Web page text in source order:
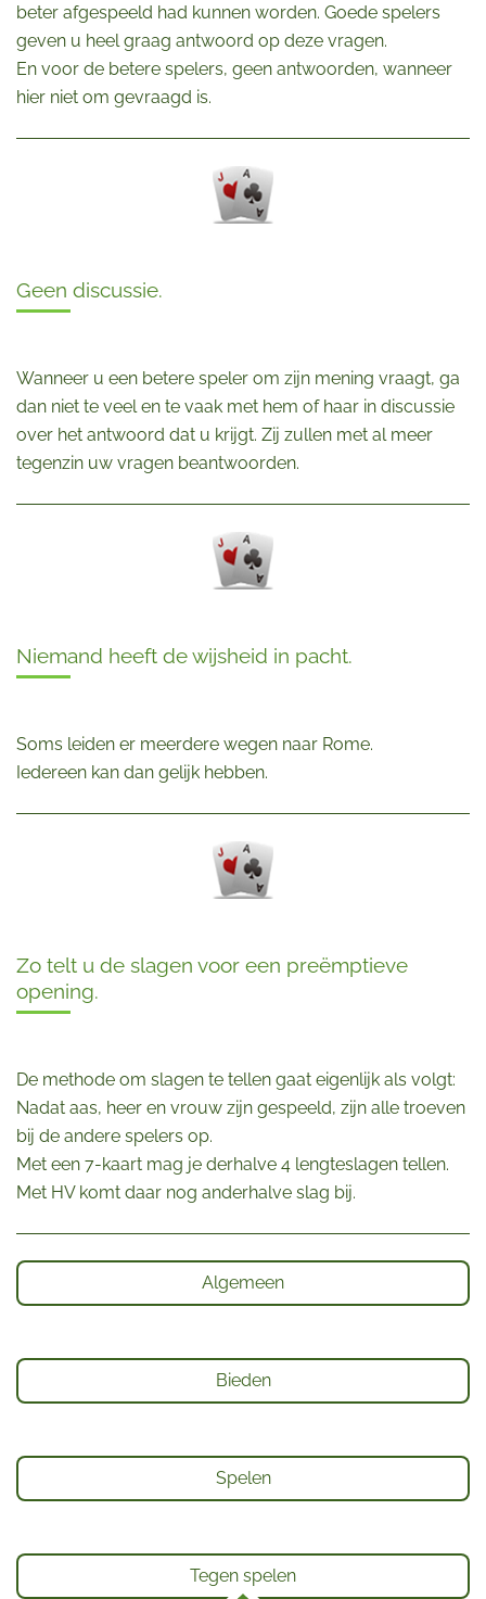
beter afgespeeld had kunnen worden. Goede spelers
geven u heel graag antwoord op deze vragen.
En voor de betere spelers, geen antwoorden, wanneer
hier niet om gevraagd is.
Geen discussie.
Wanneer u een betere speler om zijn mening vraagt, ga
dan niet te veel en te vaak met hem of haar in discussie
over het antwoord dat u krijgt. Zij zullen met al meer
tegenzin uw vragen beantwoorden.
Niemand heeft de wijsheid in pacht.
Soms leiden er meerdere wegen naar Rome.
Iedereen kan dan gelijk hebben.
Zo telt u de slagen voor een preëmptieve
opening.
De methode om slagen te tellen gaat eigenlijk als volgt:
Nadat aas, heer en vrouw zijn gespeeld, zijn alle troeven
bij de andere spelers op.
Met een 7-kaart mag je derhalve 4 lengteslagen tellen.
Met HV komt daar nog anderhalve slag bij.
Algemeen
Bieden
Spelen
Tegen spelen